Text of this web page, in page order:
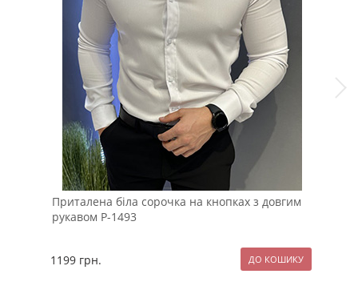
Приталена біла сорочка на кнопках з довгим
рукавом Р-1493
1199 грн.